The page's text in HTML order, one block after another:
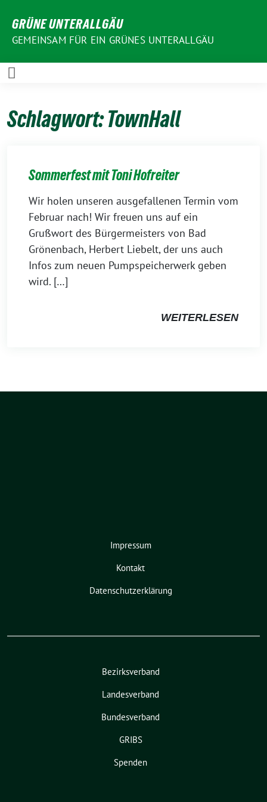
zum
Inhalt
GRÜNE UNTERALLGÄU
GEMEINSAM FÜR EIN GRÜNES UNTERALLGÄU
Schlagwort:TownHall
Sommerfest mit Toni Hofreiter
Wir holen unseren ausgefallenen Termin vom
Februar nach! Wir freuen uns auf ein
Grußwort des Bürgermeisters von Bad
Grönenbach, Herbert Liebelt, der uns auch
Infos zum neuen Pumpspeicherwerk geben
wird. […]
WEITERLESEN
Impressum
Kontakt
Datenschutzerklärung
Bezirksverband
Landesverband
Bundesverband
GRIBS
Spenden